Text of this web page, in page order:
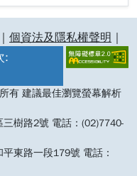
個資法及隱私權聲明
:
有 建議最佳瀏覽螢幕解析
樹路2號 電話：(02)7740-
東路一段179號 電話：